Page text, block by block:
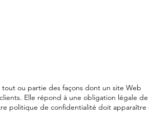
ou partie des façons dont un site Web
Elle répond à une obligation légale de
politique de confidentialité doit apparaître